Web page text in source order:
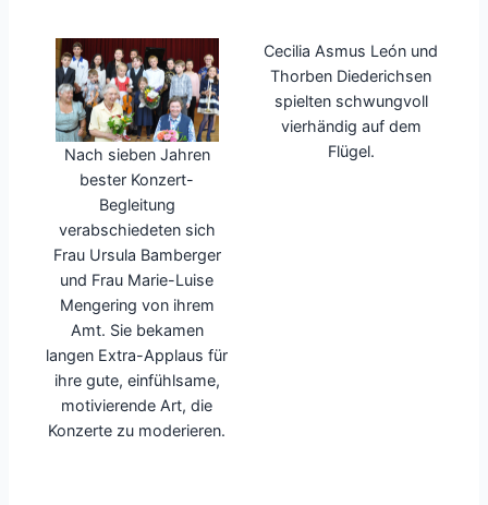
Nach sieben Jahren
bester Konzert-
Begleitung
verabschiedeten sich
Frau Ursula Bamberger
und Frau Marie-Luise
Mengering von ihrem
Amt. Sie bekamen
langen Extra-Applaus für
ihre gute, einfühlsame,
motivierende Art, die
Konzerte zu moderieren.
Cecilia Asmus León und
Thorben Diederichsen
spielten schwungvoll
vierhändig auf dem
Flügel.